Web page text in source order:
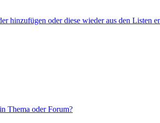
hinzufügen oder diese wieder aus den Listen
Thema oder Forum?